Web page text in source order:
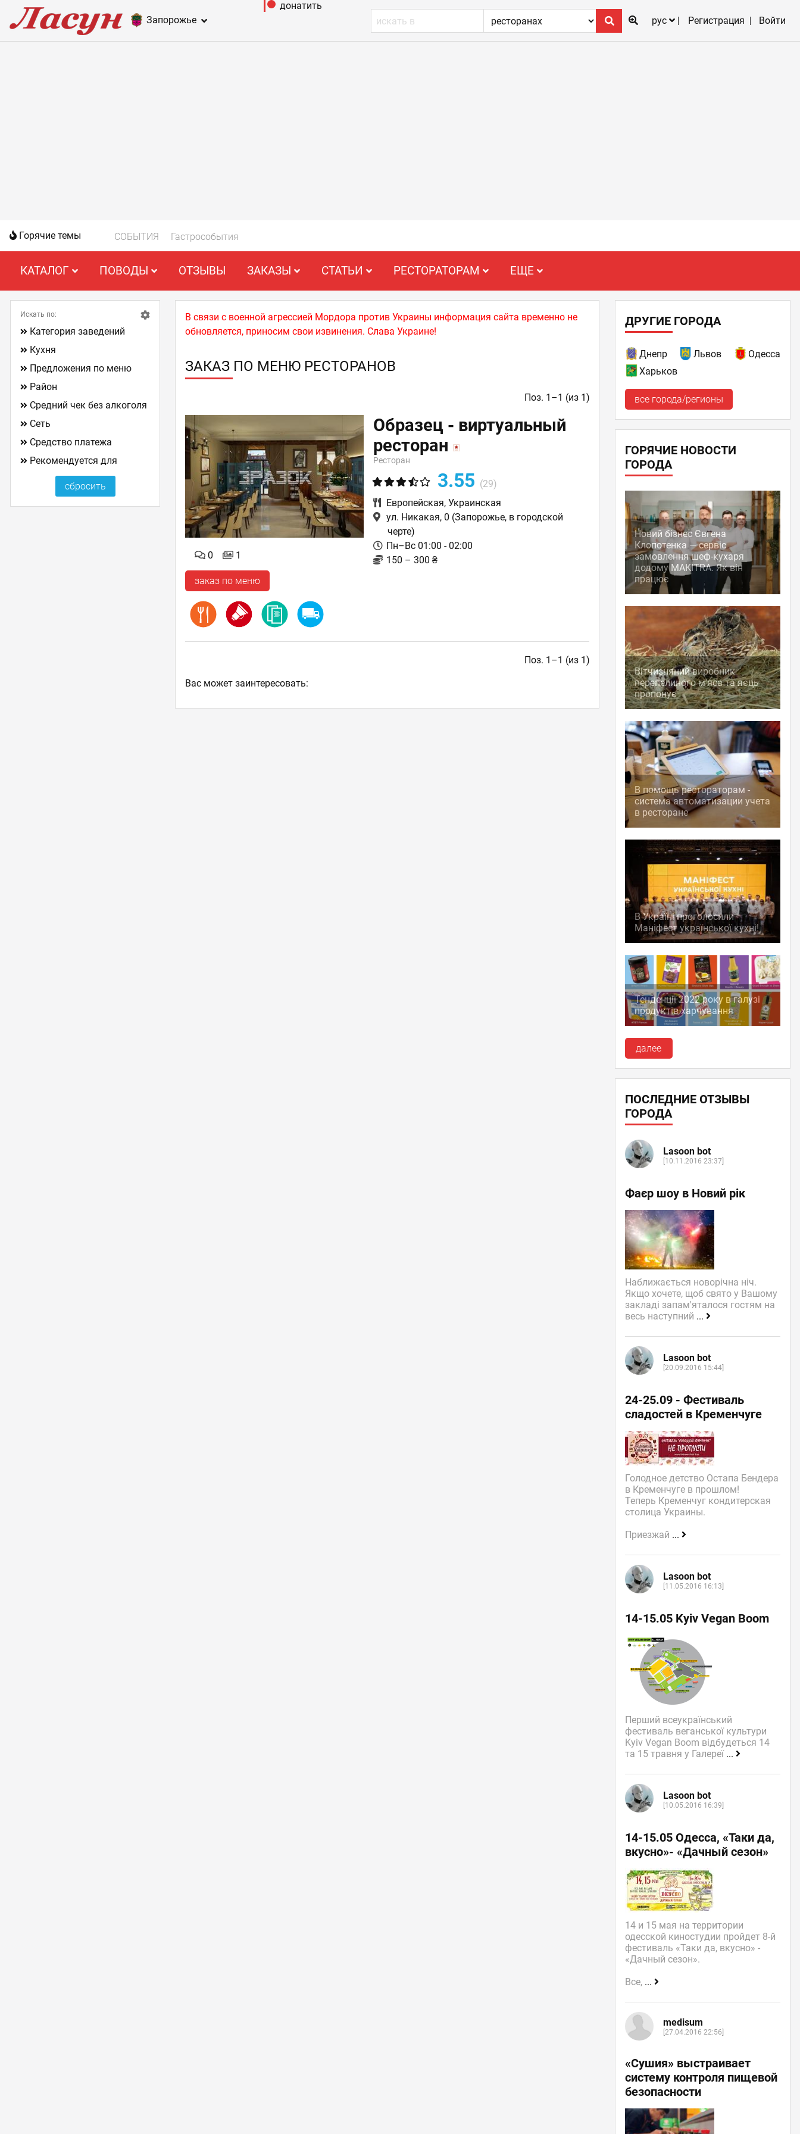
Запорожье
донатить
рус
Регистрация Войти
Горячие темы СОБЫТИЯ Гастрособытия
КАТАЛОГ ПОВОДЫ ОТЗЫВЫ ЗАКАЗЫ СТАТЬИ РЕСТОРАТОРАМ ЕЩЕ
В связи с военной агрессией Мордора против Украины информация сайта временно не
обновляется, приносим свои извинения. Слава Украине!
ЗАКАЗ ПО МЕНЮ РЕСТОРАНОВ
Поз. 1–1 (из 1)
0 1
заказ по меню
Образец - виртуальный
ресторан
Ресторан
3.55 (29)
Европейская,Украинская
ул. Никакая, 0 (Запорожье, в городской
черте)
Пн–Вс 01:00 - 02:00
150 – 300 ₴
Поз. 1–1 (из 1)
Искать по:
Категория заведений
Кухня
Предложения по меню
Район
Средний чек без алкоголя
Сеть
Средство платежа
Рекомендуется для
Ваc может заинтересовать:
ДРУГИЕ ГОРОДА
Днепр Львов
Одесса
Харьков
все города/регионы
ГОРЯЧИЕ НОВОСТИ
ГОРОДА
Новий бізнес Євгена
Клопотенка — сервіс
замовлення шеф-кухаря
додому MAKITRA. Як він
працює
Вітчизняний виробник
перепелиного м'яса та яєць
пропонує
В помощь рестораторам -
система автоматизации учета
в ресторане
В Україні проголосили
Маніфест української кухні!
Тенденції 2022 року в галузі
продуктів харчування
далее
ПОСЛЕДНИЕ ОТЗЫВЫ
ГОРОДА
Lasoon bot
[10.11.2016 23:37]
Фаєр шоу в Новий рік
Наближається новорічна ніч.
Якщо хочете, щоб свято у Вашому
закладі запам'яталося гостям на
весь наступний ...
Lasoon bot
[20.09.2016 15:44]
24-25.09 - Фестиваль
сладостей в Кременчуге
Голодное детство Остапа Бендера
в Кременчуге в прошлом!
Теперь Кременчуг кондитерская
столица Украины.
Приезжай ...
Lasoon bot
[11.05.2016 16:13]
14-15.05 Kyiv Vegan Boom
Перший всеукраїнський
фестиваль веганської культури
Kyiv Vegan Boom відбудеться 14
та 15 травня у Галереї ...
Lasoon bot
[10.05.2016 16:39]
14-15.05 Одесса, «Таки да,
вкусно»- «Дачный сезон»
14 и 15 мая на территории
одесской киностудии пройдет 8-й
фестиваль «Таки да, вкусно» -
«Дачный сезон».
Все, ...
medisum
[27.04.2016 22:56]
«Сушия» выстраивает
систему контроля пищевой
безопасности